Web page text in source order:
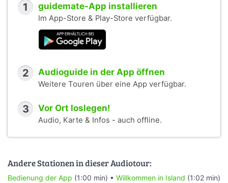
1 guidemate-App installieren
Im App-Store & Play-Store verfügbar.
2 Audioguide in der App öffnen
Weitere Touren über eine App verfügbar.
3 Vor Ort loslegen!
Audio, Karte & Infos - auch offline.
Andere Stationen in dieser Audiotour:
Bedienung der App (1:00 min) • Willkommen in Island (1:02 min)